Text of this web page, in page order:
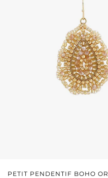
PETIT PENDENTIF BOHO OR